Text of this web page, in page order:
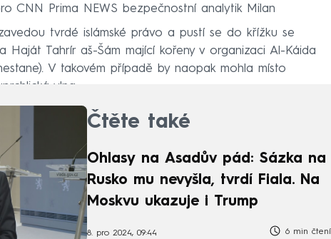
CNN Prima NEWS bezpečnostní analytik Milan
tvrdé islámské právo a pustí se do křížku se
Haját Tahrír aš-Šám mající kořeny v organizaci Al-Káida
V takovém případě by naopak mohla místo
vlna.
Čtěte také
Ohlasy na Asadův pád: Sázka na
Rusko mu nevyšla, tvrdí Fiala. Na
Moskvu ukazuje i Trump
8. pro 2024, 09:44 6 min čtení